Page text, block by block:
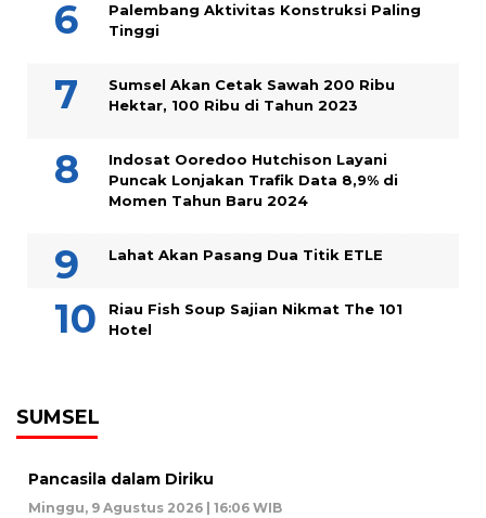
Palembang Aktivitas Konstruksi Paling
Tinggi
Sumsel Akan Cetak Sawah 200 Ribu
Hektar, 100 Ribu di Tahun 2023
Indosat Ooredoo Hutchison Layani
Puncak Lonjakan Trafik Data 8,9% di
Momen Tahun Baru 2024
Lahat Akan Pasang Dua Titik ETLE
Riau Fish Soup Sajian Nikmat The 101
Hotel
SUMSEL
Pancasila dalam Diriku
Minggu, 9 Agustus 2026 | 16:06 WIB